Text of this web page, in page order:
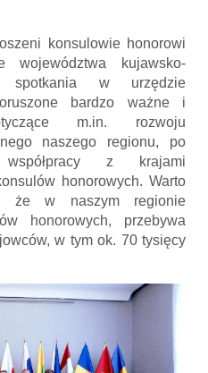
konsulowie honorowi
województwa kujawsko-
spotkania w urzędzie
bardzo ważne i
m.in. rozwoju
naszego regionu, po
z krajami
honorowych. Warto
że w naszym regionie
honorowych, przebywa
w tym ok. 70 tysięcy